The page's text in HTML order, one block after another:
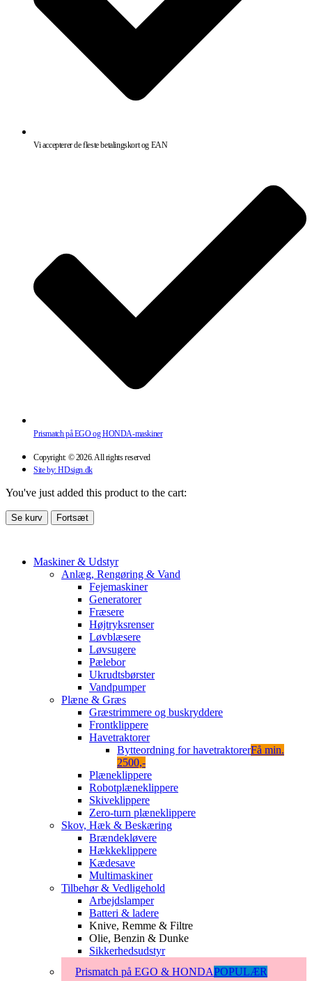
Vi accepterer de fleste betalingskort og EAN
Prismatch på EGO og HONDA-maskiner
Copyright: © 2026. All rights reserved
Site by: HDsign.dk
You've just added this product to the cart:
Se kurv Fortsæt
Maskiner & Udstyr
Anlæg, Rengøring & Vand
Fejemaskiner
Generatorer
Fræsere
Højtryksrenser
Løvblæsere
Løvsugere
Pælebor
Ukrudtsbørster
Vandpumper
Plæne & Græs
Græstrimmere og buskryddere
Frontklippere
Havetraktorer
Bytteordning for havetraktorerFå min.
2500,-
Plæneklippere
Robotplæneklippere
Skiveklippere
Zero-turn plæneklippere
Skov, Hæk & Beskæring
Brændekløvere
Hækkeklippere
Kædesave
Multimaskiner
Tilbehør & Vedligehold
Arbejdslamper
Batteri & ladere
Knive, Remme & Filtre
Olie, Benzin & Dunke
Sikkerhedsudstyr
Prismatch på EGO & HONDAPOPULÆR